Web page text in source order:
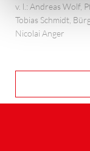
v. l.: Andreas Wolf,
Tobias Schmidt,
Nicolai Anger